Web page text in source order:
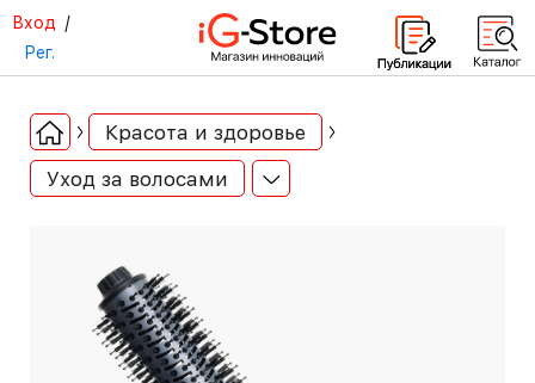
Вход /
Рег.
Красота и здоровье
Уход за волосами